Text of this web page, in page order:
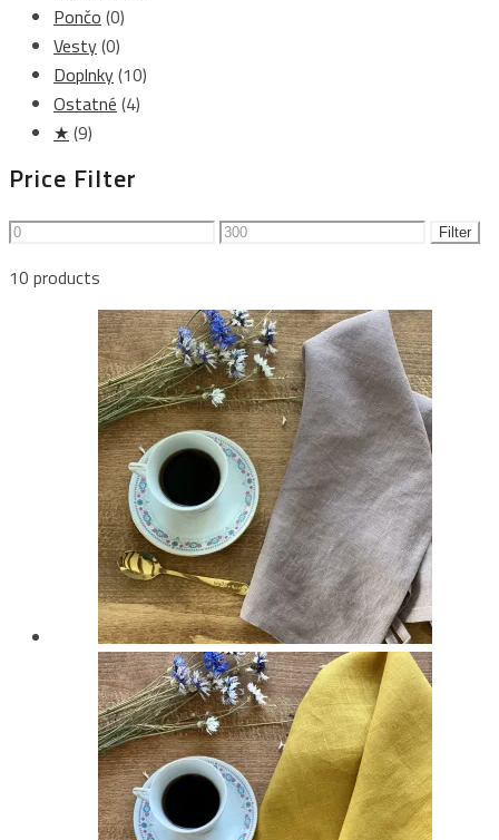
Pončo (0)
Vesty(0)
Doplnky(10)
Ostatné (4)
★ (9)
Price Filter
Minimálna
Maximálna
Filter
10 products